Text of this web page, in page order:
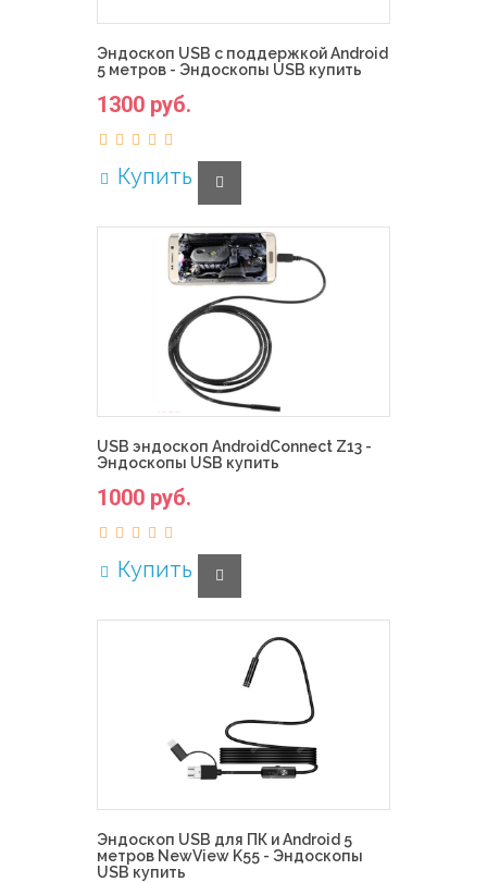
Эндоскоп USB с поддержкой Android
5 метров - Эндоскопы USB купить
1300 руб.
Купить
USB эндоскоп AndroidConnect Z13 -
Эндоскопы USB купить
1000 руб.
Купить
Эндоскоп USB для ПК и Android 5
метров NewView K55 - Эндоскопы
USB купить